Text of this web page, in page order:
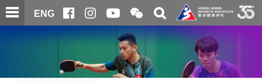
跳
至
ENG
開
合
信
二
維
碼
關
搜